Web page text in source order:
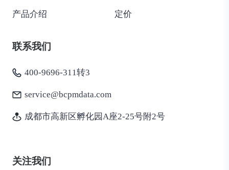
产品介绍 定价
联系我们
400-9696-311转3
service@bcpmdata.com
成都市高新区孵化园A座2-25号附2号
关注我们